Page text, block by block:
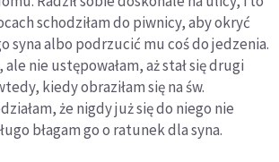
schodziłam do piwnicy, aby okryć
syna albo podrzucić mu coś do jedzenia.
ale nie ustępowałam, aż stał się drugi
kiedy obraziłam się na św.
że nigdy już się do niego nie
błagam go o ratunek dla syna.